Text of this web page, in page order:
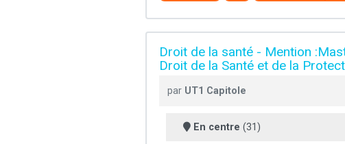
Droit de la santé - Mention
Droit de la Santé et de la
par UT1 Capitole
En centre (31)